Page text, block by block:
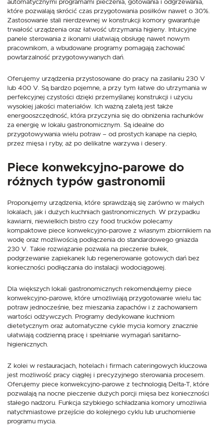
automatycznymi programami pieczenia, gotowania i odgrzewania,
które pozwalają skrócić czas przygotowania posiłków nawet o 30%.
Zastosowanie stali nierdzewnej w konstrukcji komory gwarantuje
trwałość urządzenia oraz łatwość utrzymania higieny. Intuicyjne
panele sterowania z ikonami ułatwiają obsługę nawet nowym
pracownikom, a wbudowane programy pomagają zachować
powtarzalność przygotowywanych dań.
Oferujemy urządzenia przystosowane do pracy na zasilaniu 230 V
lub 400 V. Są bardzo pojemne, a przy tym łatwe do utrzymania w
perfekcyjnej czystości dzięki przemyślanej konstrukcji i użyciu
wysokiej jakości materiałów. Ich ważną zaletą jest także
energooszczędność, która przyczynia się do obniżenia rachunków
za energię w lokalu gastronomicznym. Są idealne do
przygotowywania wielu potraw – od prostych kanape na ciepło,
przez mięsa i ryby, aż po delikatne warzywa i desery.
Piece konwekcyjno-parowe do
różnych typów gastronomii
Proponujemy urządzenia, które sprawdzają się zarówno w małych
lokalach, jak i dużych kuchniach gastronomicznych. W przypadku
kawiarni, niewielkich bistro czy food trucków polecamy
kompaktowe piece konwekcyjno-parowe z własnym zbiornikiem na
wodę oraz możliwością podłączenia do standardowego gniazda
230 V. Takie rozwiązanie pozwala na pieczenie bułek,
podgrzewanie zapiekanek lub regenerowanie gotowych dań bez
konieczności podłączania do instalacji wodociągowej.
Dla większych lokali gastronomicznych rekomendujemy piece
konwekcyjno-parowe, które umożliwiają przygotowanie wielu tac
potraw jednocześnie, bez mieszania zapachów i z zachowaniem
wartości odżywczych. Programy dedykowane kuchniom
dietetycznym oraz automatyczne cykle mycia komory znacznie
ułatwiają codzienną pracę i spełnianie wymagań sanitarno-
higienicznych.
Z kolei w restauracjach, hotelach i firmach cateringowych kluczowa
jest możliwość pracy ciągłej i precyzyjnego sterowania procesem.
Oferujemy piece konwekcyjno-parowe z technologią Delta-T, które
pozwalają na nocne pieczenie dużych porcji mięsa bez konieczności
stałego nadzoru. Funkcja szybkiego schładzania komory umożliwia
natychmiastowe przejście do kolejnego cyklu lub uruchomienie
programu mycia.